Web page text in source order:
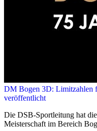
DM Bogen 3D: Limitzahlen
veröffentlicht
Die DSB-Sportleitung hat
Meisterschaft im Bereich